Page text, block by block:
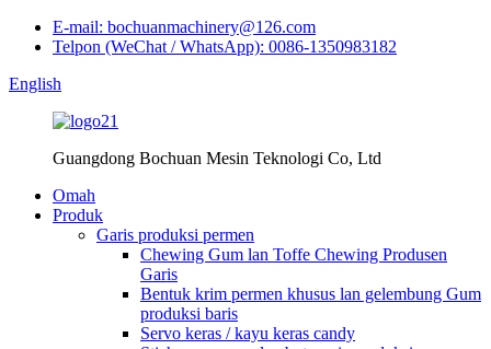
E-mail: bochuanmachinery@126.com
Telpon (WeChat / WhatsApp): 0086-1350983182
English
Guangdong Bochuan Mesin Teknologi Co, Ltd
Omah
Produk
Garis produksi permen
Chewing Gum lan Toffe Chewing Produsen
Garis
Bentuk krim permen khusus lan gelembung Gum
produksi baris
Servo keras / kayu keras candy